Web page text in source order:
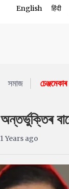
English हिंदी
সমাজ চেঞ্জমেকাৰ
1 Years ago